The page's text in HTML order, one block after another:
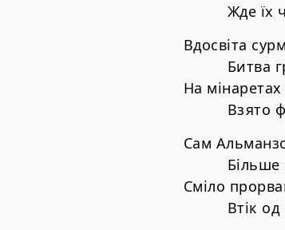
Жде їх чи
Вдосвіта
Битва
На
Взято
Сам
Більше
Сміло
Втік од